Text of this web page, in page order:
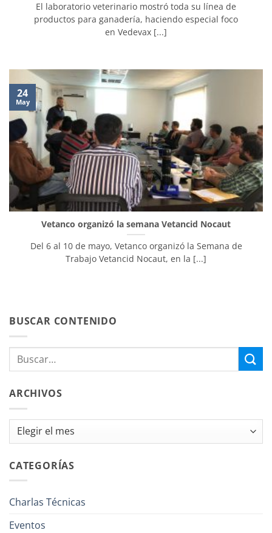
El laboratorio veterinario mostró toda su línea de
productos para ganadería, haciendo especial foco
en Vedevax [...]
Vetanco organizó la semana Vetancid Nocaut
Del 6 al 10 de mayo, Vetanco organizó la Semana de
Trabajo Vetancid Nocaut, en la [...]
24
May
BUSCAR CONTENIDO
ARCHIVOS
Archivos
CATEGORÍAS
Charlas Técnicas
Eventos